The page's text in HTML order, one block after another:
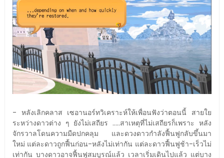
- หลังเลิกคลาส เซอานอร์ทวิเคราะห์ให้เพื่อนฟังว่าตอนนี้ สายใย
ระหว่างดาวต่าง ๆ ยังไม่เสถียร .....สาเหตุที่ไม่เสถียรก็เพราะ หลัง
จักรวาลโดนความมืดปกคลุม และดวงดาวกำลังฟื้นฟูกลับขึ้นมา
ใหม่ แต่ละดาวถูกฟื้นก่อน-หลังไม่เท่ากัน แต่ละดาวฟื้นฟูช้า-เร็วไม่
เท่ากัน บางดาวอาจฟื้นฟูสมบูรณ์แล้ว เวลาเริ่มเดินไปแล้ว แต่บาง